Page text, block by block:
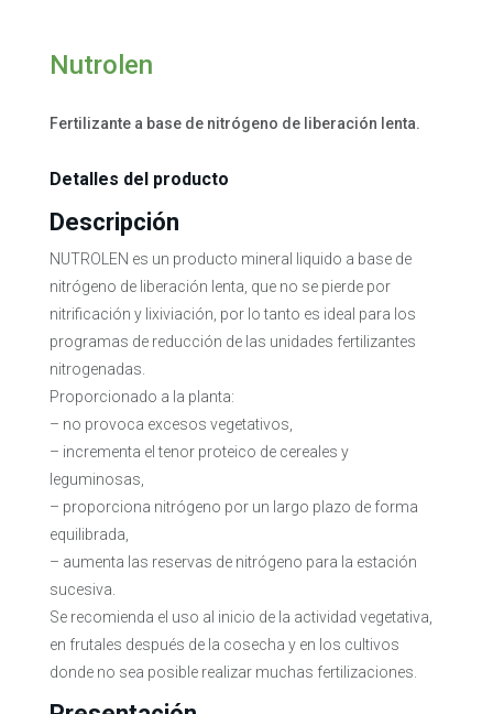
Nutrolen
Fertilizante a base de nitrógeno de liberación lenta.
Detalles del producto
Descripción
NUTROLEN es un producto mineral liquido a base de
nitrógeno de liberación lenta, que no se pierde por
nitrificación y lixiviación, por lo tanto es ideal para los
programas de reducción de las unidades fertilizantes
nitrogenadas.
Proporcionado a la planta:
– no provoca excesos vegetativos,
– incrementa el tenor proteico de cereales y
leguminosas,
– proporciona nitrógeno por un largo plazo de forma
equilibrada,
– aumenta las reservas de nitrógeno para la estación
sucesiva.
Se recomienda el uso al inicio de la actividad vegetativa,
en frutales después de la cosecha y en los cultivos
donde no sea posible realizar muchas fertilizaciones.